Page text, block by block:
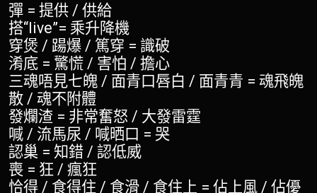
彈 = 提供 / 供給
搭“live”= 乘升降機
穿煲 / 踼爆 / 篤穿 = 識破
淆底 = 驚慌 / 害怕 / 擔心
三魂唔見七魄 / 面青口唇白 / 面青青 = 魂飛魄
散 / 魂不附體
發爛渣 = 非常奮怒 / 大發雷霆
喊 / 流馬尿 / 喊晒口 = 哭
認巢 = 知錯 / 認低威
喪 = 狂 / 瘋狂
恰得 / 食得住 / 食滑 / 食住上 = 佔上風 / 佔優